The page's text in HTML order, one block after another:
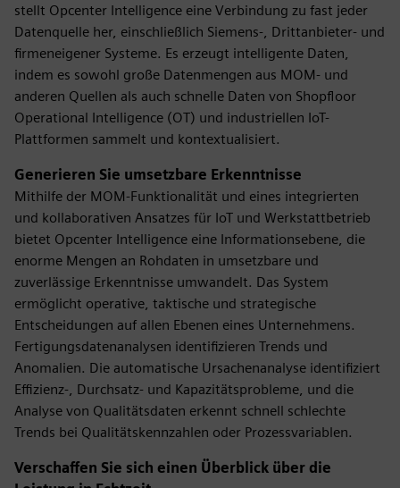
stellt Opcenter Intelligence eine Verbindung zu fast jeder
Datenquelle her, einschließlich Siemens-, Drittanbieter- und
firmeneigener Systeme. Es erzeugt intelligente Daten,
indem es sowohl große Datenmengen aus MOM- und
anderen Quellen als auch schnelle Daten von Shopfloor
Operational Intelligence (OT) und industriellen IoT-
Plattformen sammelt und kontextualisiert.
Generieren Sie umsetzbare Erkenntnisse
Mithilfe der MOM-Funktionalität und eines integrierten
und kollaborativen Ansatzes für IoT und Werkstattbetrieb
bietet Opcenter Intelligence eine Informationsebene, die
enorme Mengen an Rohdaten in umsetzbare und
zuverlässige Erkenntnisse umwandelt. Das System
ermöglicht operative, taktische und strategische
Entscheidungen auf allen Ebenen eines Unternehmens.
Fertigungsdatenanalysen identifizieren Trends und
Anomalien. Die automatische Ursachenanalyse identifiziert
Effizienz-, Durchsatz- und Kapazitätsprobleme, und die
Analyse von Qualitätsdaten erkennt schnell schlechte
Trends bei Qualitätskennzahlen oder Prozessvariablen.
Verschaffen Sie sich einen Überblick über die